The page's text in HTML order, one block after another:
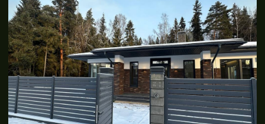
Переезжайте из своей квартиры в
новый дом!
2 недели